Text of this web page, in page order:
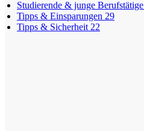
Studierende & junge Berufstätige
Tipps & Einsparungen 29
Tipps & Sicherheit 22